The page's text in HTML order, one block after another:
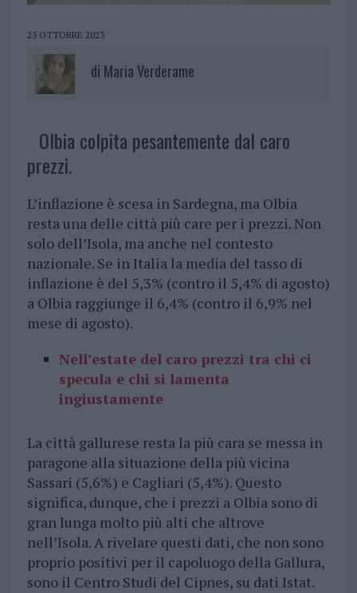
25 OTTOBRE 2023
di Maria Verderame
Olbia colpita pesantemente dal caro
prezzi.
L’inflazione è scesa in Sardegna, ma Olbia
resta una delle città più care per i prezzi. Non
solo dell’Isola, ma anche nel contesto
nazionale. Se in Italia la media del tasso di
inflazione è del 5,3% (contro il 5,4% di agosto)
a Olbia raggiunge il 6,4% (contro il 6,9% nel
mese di agosto).
Nell’estate del caro prezzi tra chi ci
specula e chi si lamenta
ingiustamente
La città gallurese resta la più cara se messa in
paragone alla situazione della più vicina
Sassari (5,6%) e Cagliari (5,4%). Questo
significa, dunque, che i prezzi a Olbia sono di
gran lunga molto più alti che altrove
nell’Isola. A rivelare questi dati, che non sono
proprio positivi per il capoluogo della Gallura,
sono il Centro Studi del Cipnes, su dati Istat.